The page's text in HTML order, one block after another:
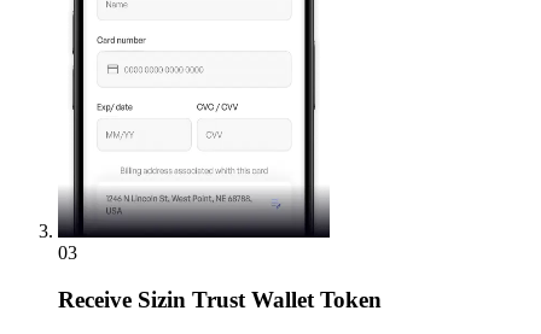
03
Receive Sizin Trust Wallet Token